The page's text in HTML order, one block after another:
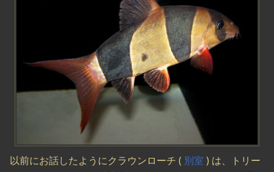
以前にお話したようにクラウンローチ ( 別室 ) は、トリー